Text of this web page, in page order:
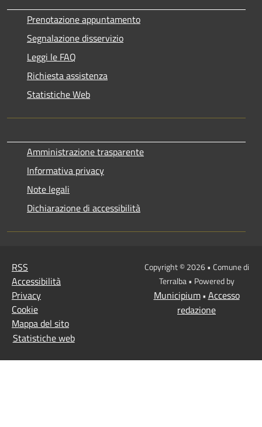
Prenotazione appuntamento
Segnalazione disservizio
Leggi le FAQ
Richiesta assistenza
Statistiche Web
Amministrazione trasparente
Informativa privacy
Note legali
Dichiarazione di accessibilità
RSS
Accessibilità
Privacy
Cookie
Mappa del sito
Statistiche web
Copyright © 2026 • Comune di
Terralba • Powered by
Municipium• Accesso
redazione